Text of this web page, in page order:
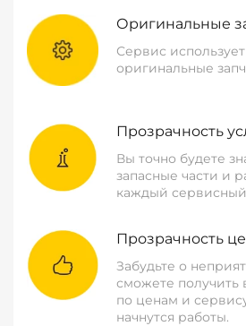
Оригинальные
Сервис
оригинальные
Прозрачность
Вы точно будете
запасные части и
каждый сервисный
Прозрачность
Забудьте о
сможете
по ценам и
начнутся работы.